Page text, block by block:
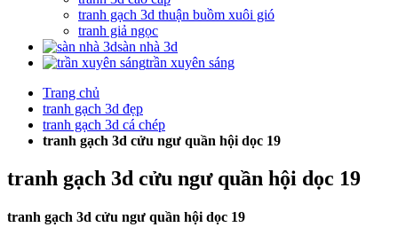
tranh gạch 3d thuận buồm xuôi gió
tranh giả ngọc
sàn nhà 3d
trần xuyên sáng
Trang chủ
tranh gạch 3d đẹp
tranh gạch 3d cá chép
tranh gạch 3d cửu ngư quần hội dọc 19
tranh gạch 3d cửu ngư quần hội dọc 19
tranh gạch 3d cửu ngư quần hội dọc 19